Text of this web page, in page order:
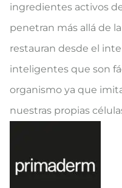
ingredientes activos
penetran más allá de
restauran desde el
inteligentes que son
organismo ya que
nuestras propias